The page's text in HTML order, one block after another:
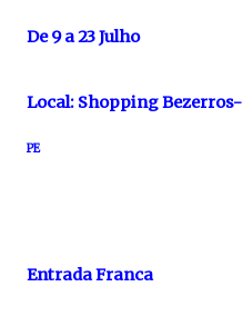
De 9 a 23 Julho
Local: Shopping Bezerros-
PE
Entrada Franca